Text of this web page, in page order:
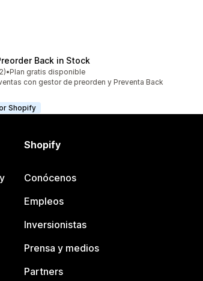
Back in Stock
en total
•Plan gratis disponible
con gestor de preorden y Preventa Back
Shopify
Shopify
Conócenos
Empleos
Inversionistas
Prensa y medios
Partners